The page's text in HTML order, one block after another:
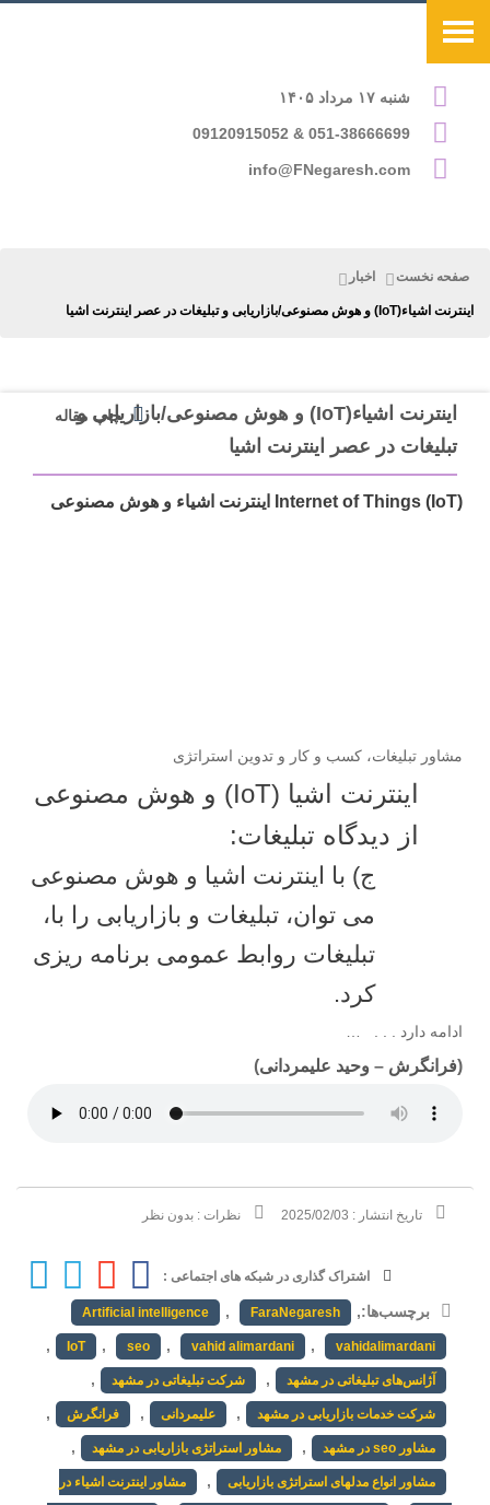
شنبه ۱۷ مرداد ۱۴۰۵
051-38666699 & 09120915052
info@FNegaresh.com
صفحه نخست اخبار
اینترنت اشیاء(IoT) و هوش مصنوعی/بازاریابی و تبلیغات در عصر اینترنت اشیا
اینترنت اشیاء(IoT) و هوش مصنوعی/بازاریابی و
تبلیغات در عصر اینترنت اشیا
چاپ مقاله
Internet of Things (IoT) اینترنت اشیاء و هوش مصنوعی
مشاور تبلیغات، کسب و کار و تدوین استراتژی
اینترنت اشیا (IoT) و هوش مصنوعی
از دیدگاه تبلیغات:
ج) با اینترنت اشیا و هوش مصنوعی
می توان، تبلیغات و بازاریابی را با،
تبلیغات روابط عمومی برنامه ریزی
کرد.
ادامه دارد . . . …
(فرانگرش – وحید علیمردانی)
تاریخ انتشار : 2025/02/03 نظرات : بدون نظر
اشتراک گذاری در شبکه های اجتماعی :
برچسب‌ها: Artificial intelligence , FaraNegaresh ,
IoT , seo , vahid alimardani , vahidalimardani
,
آژانس‌های تبلیغاتی در مشهد , شرکت تبلیغاتی در مشهد ,
شرکت خدمات بازاریابی در مشهد , علیمردانی , فرانگرش ,
مشاور seo در مشهد , مشاور استراتژی بازاریابی در مشهد ,
مشاور انواع مدلهای استراتژی بازاریابی , مشاور اینترنت اشیاء در